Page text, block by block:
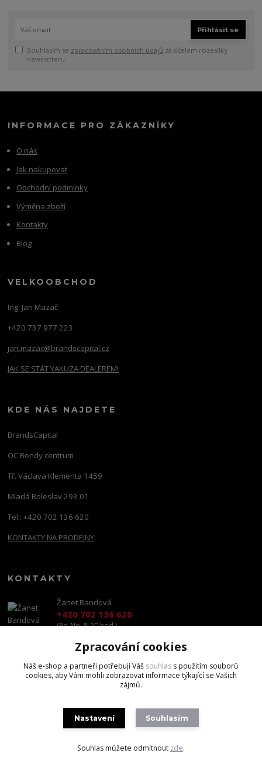
Přihlásit se
Souhlasím se zpracováním osobních údajů za účelem rozesílky
newsletteru.
INFORMACE PRO ZÁKAZNÍKY
O nás
Jak nakupovat
Obchodní podmínky
Výměna zboží
Kontakty
Blog
VELKOOBCHOD
Ing. Jan Mazač
+420 737 977 223
jan.mazac@brandscapital.cz
JAK SE STÁT YAKUZA DEALEREM!
KDE NÁS NAJDETE
BrandsCapital
OC Bondy centrum
Tř. Václava Klementa 1459
Mladá Boleslav 293 01
Tel.: +420 702 136 620
KONTAKTY NA PRODEJNY
KONTAKTY
Žanet Bandová
+420 702 136 620
(Po-Ne, 8-20 hod.)
shop@brandscapital.cz
Zpracování cookies
Náš e-shop a partneři potřebují Váš souhlas s použitím souborů
cookies, aby Vám mohli zobrazovat informace týkající se Vašich
zájmů.
Nastavení Souhlasím
Souhlas můžete odmítnout zde.